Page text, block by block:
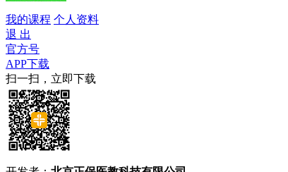
我的课程 个人资料
退 出
官方号
APP下载
扫一扫，立即下载